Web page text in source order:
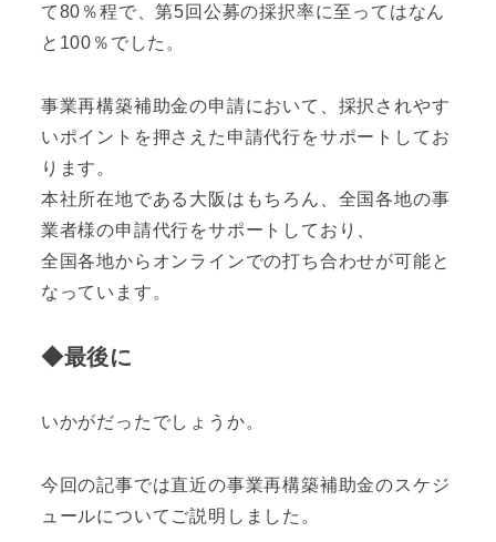
て80％程で、第5回公募の採択率に至ってはなん
と100％でした。
事業再構築補助金の申請において、採択されやす
いポイントを押さえた申請代行をサポートしてお
ります。
本社所在地である大阪はもちろん、全国各地の事
業者様の申請代行をサポートしており、
全国各地からオンラインでの打ち合わせが可能と
なっています。
◆最後に
いかがだったでしょうか。
今回の記事では直近の事業再構築補助金のスケジ
ュールについてご説明しました。